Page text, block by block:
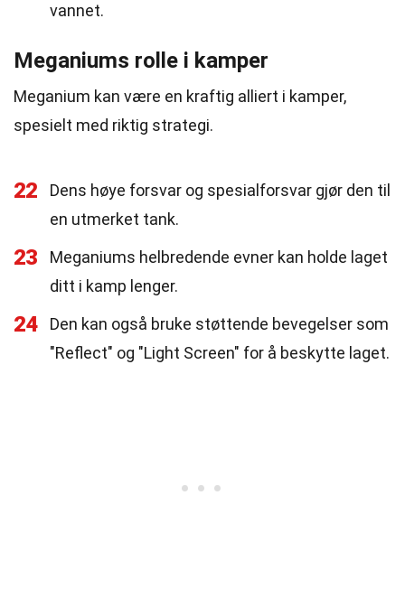
vannet.
Meganiums rolle i kamper
Meganium kan være en kraftig alliert i kamper,
spesielt med riktig strategi.
22
Dens høye forsvar og spesialforsvar gjør den til
en utmerket tank.
23
Meganiums helbredende evner kan holde laget
ditt i kamp lenger.
24
Den kan også bruke støttende bevegelser som
"Reflect" og "Light Screen" for å beskytte laget.